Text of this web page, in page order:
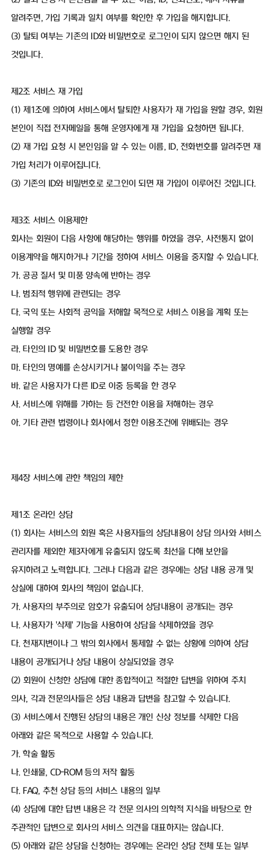
알려주면, 가입 기록과 일치 여부를 확인한 후 가입을 해지합니다.
(3) 탈퇴 여부는 기존의 ID와 비밀번호로 로그인이 되지 않으면 해지 된
것입니다.
제2조 서비스 재 가입
(1) 제1조에 의하여 서비스에서 탈퇴한 사용자가 재 가입을 원할 경우, 회원
본인이 직접 전자메일을 통해 운영자에게 재 가입을 요청하면 됩니다.
(2) 재 가입 요청 시 본인임을 알 수 있는 이름, ID, 전화번호를 알려주면 재
가입 처리가 이루어집니다.
(3) 기존의 ID와 비밀번호로 로그인이 되면 재 가입이 이루어진 것입니다.
제3조 서비스 이용제한
회사는 회원이 다음 사항에 해당하는 행위를 하였을 경우, 사전통지 없이
이용계약을 해지하거나 기간을 정하여 서비스 이용을 중지할 수 있습니다.
가. 공공 질서 및 미풍 양속에 반하는 경우
나. 범죄적 행위에 관련되는 경우
다. 국익 또는 사회적 공익을 저해할 목적으로 서비스 이용을 계획 또는
실행할 경우
라. 타인의 ID 및 비밀번호를 도용한 경우
마. 타인의 명예를 손상시키거나 불이익을 주는 경우
바. 같은 사용자가 다른 ID로 이중 등록을 한 경우
사. 서비스에 위해를 가하는 등 건전한 이용을 저해하는 경우
아. 기타 관련 법령이나 회사에서 정한 이용조건에 위배되는 경우
제4장 서비스에 관한 책임의 제한
제1조 온라인 상담
(1) 회사는 서비스의 회원 혹은 사용자들의 상담내용이 상담 의사와 서비스
관리자를 제외한 제3자에게 유출되지 않도록 최선을 다해 보안을
유지하려고 노력합니다. 그러나 다음과 같은 경우에는 상담 내용 공개 및
상실에 대하여 회사의 책임이 없습니다.
가. 사용자의 부주의로 암호가 유출되어 상담내용이 공개되는 경우
나. 사용자가 '삭제' 기능을 사용하여 상담을 삭제하였을 경우
다. 천재지변이나 그 밖의 회사에서 통제할 수 없는 상황에 의하여 상담
내용이 공개되거나 상담 내용이 상실되었을 경우
(2) 회원이 신청한 상담에 대한 종합적이고 적절한 답변을 위하여 주치
의사, 각과 전문의사들은 상담 내용과 답변을 참고할 수 있습니다.
(3) 서비스에서 진행된 상담의 내용은 개인 신상 정보를 삭제한 다음
아래와 같은 목적으로 사용할 수 있습니다.
가. 학술 활동
나. 인쇄물, CD-ROM 등의 저작 활동
다. FAQ, 추천 상담 등의 서비스 내용의 일부
(4) 상담에 대한 답변 내용은 각 전문 의사의 의학적 지식을 바탕으로 한
주관적인 답변으로 회사의 서비스 의견을 대표하지는 않습니다.
(5) 아래와 같은 상담을 신청하는 경우에는 온라인 상담 전체 또는 일부